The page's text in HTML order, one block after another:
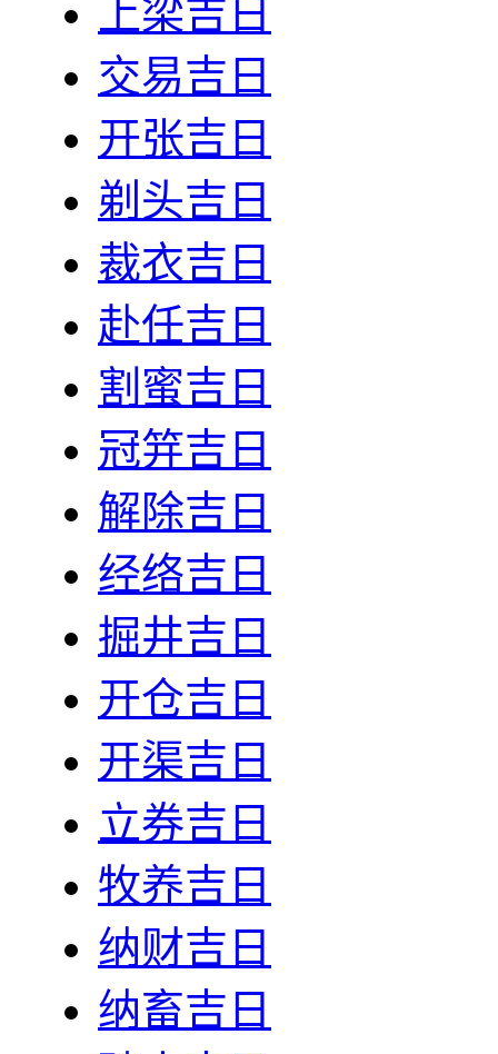
上梁吉日
交易吉日
开张吉日
剃头吉日
裁衣吉日
赴任吉日
割蜜吉日
冠笄吉日
解除吉日
经络吉日
掘井吉日
开仓吉日
开渠吉日
立券吉日
牧养吉日
纳财吉日
纳畜吉日